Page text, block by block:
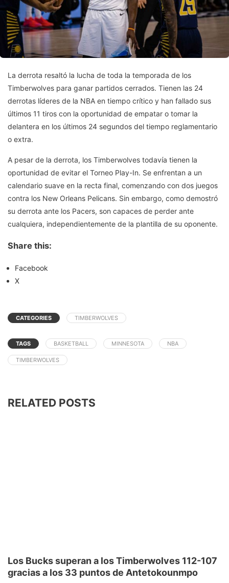
La derrota resaltó la lucha de toda la temporada de los
Timberwolves para ganar partidos cerrados. Tienen las 24
derrotas líderes de la NBA en tiempo crítico y han fallado sus
últimos 11 tiros con la oportunidad de empatar o tomar la
delantera en los últimos 24 segundos del tiempo reglamentario
o extra.
A pesar de la derrota, los Timberwolves todavía tienen la
oportunidad de evitar el Torneo Play-In. Se enfrentan a un
calendario suave en la recta final, comenzando con dos juegos
contra los New Orleans Pelicans. Sin embargo, como demostró
su derrota ante los Pacers, son capaces de perder ante
cualquiera, independientemente de la plantilla de su oponente.
Share this:
Facebook
X
CATEGORIES TIMBERWOLVES
TAGS BASKETBALL MINNESOTA NBA
TIMBERWOLVES
RELATED POSTS
Los Bucks superan a los Timberwolves 112-107
gracias a los 33 puntos de Antetokounmpo